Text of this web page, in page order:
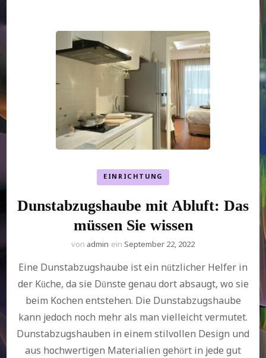
EINRICHTUNG
Dunstabzugshaube mit Abluft: Das
müssen Sie wissen
von admin ein September 22, 2022
Eine Dunstabzugshaube ist ein nützlicher Helfer in
der Küche, da sie Dünste genau dort absaugt, wo sie
beim Kochen entstehen. Die Dunstabzugshaube
kann jedoch noch mehr als man vielleicht vermutet.
Dunstabzugshauben in einem stilvollen Design und
aus hochwertigen Materialien gehört in jede gut